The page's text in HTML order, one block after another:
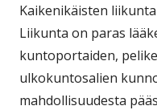
Kaikenikäisten
Liikunta on paras
kuntoportaiden,
ulkokuntosalien
mahdollisuudesta